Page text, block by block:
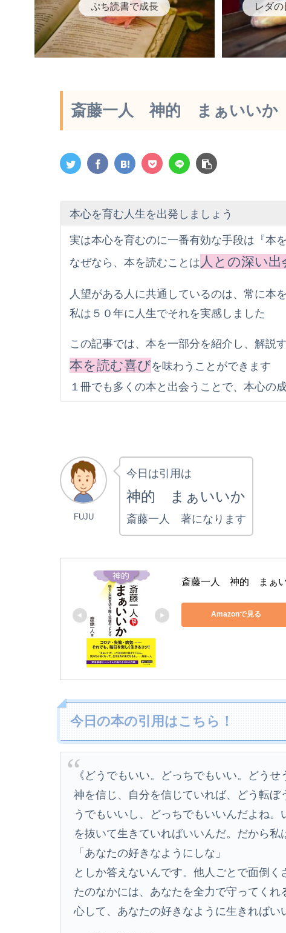
ぷち読書で成長 レダ
斎藤一人 神的 まぁいいか
本心を育む人生を出発しましょう
実は本心を育むのに一番有効な手段は『本
なぜなら、本を読むことは 人との深い出
人望がある人に共通しているのは、常に本
私は５０年に人生でそれを実感しました
この記事では、本を一部分を紹介し、解説
本を読む喜びを味わうことができます
１冊でも多くの本と出会うことで、本心の
FUJU
今日は引用は
神的 まぁいいか
斎藤一人 著になります
斎藤一人　神的　まぁ
Amazonで見る
今日の本の引用はこちら！
《どうでもいい。どっちでもいい。どうせ
神を信じ、自分を信じていれば、どう転
うでもいいし、どっちでもいいんだよね
を抜いて生きていればいいんだ。だから私
「あなたの好きなようにしな」
としか答えないんです。他人ごとで面倒
たのなかには、あなたを全力で守ってく
心して、あなたの好きなように生きればい